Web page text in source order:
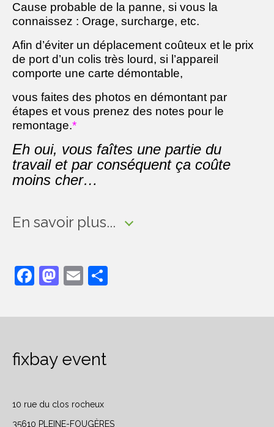
Cause probable de la panne, si vous la
connaissez : Orage, surcharge, etc.
Afin d’éviter un déplacement coûteux et le prix
de port d’un colis très lourd, si l’appareil
comporte une carte démontable,
vous faites des photos en démontant par
étapes et vous prenez des notes pour le
remontage.*
Eh oui, vous faîtes une partie du
travail et par conséquent ça coûte
moins cher…
En savoir plus...
Facebook
Mastodon
Email
fixbay event
10 rue du clos rocheux
35610 PLEINE-FOUGÈRES